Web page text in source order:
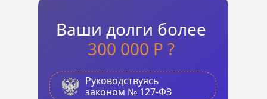
Ваши долги более
300 000 Р ?
Руководствуясь
законом № 127-ФЗ